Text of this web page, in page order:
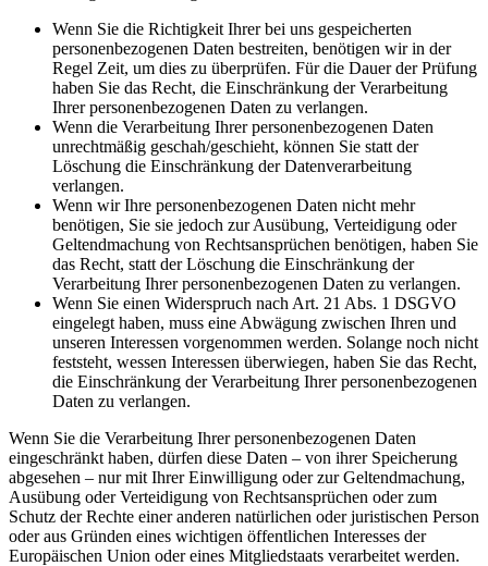
Wenn Sie die Richtigkeit Ihrer bei uns gespeicherten
personenbezogenen Daten bestreiten, benötigen wir in der
Regel Zeit, um dies zu überprüfen. Für die Dauer der Prüfung
haben Sie das Recht, die Einschränkung der Verarbeitung
Ihrer personenbezogenen Daten zu verlangen.
Wenn die Verarbeitung Ihrer personenbezogenen Daten
unrechtmäßig geschah/geschieht, können Sie statt der
Löschung die Einschränkung der Datenverarbeitung
verlangen.
Wenn wir Ihre personenbezogenen Daten nicht mehr
benötigen, Sie sie jedoch zur Ausübung, Verteidigung oder
Geltendmachung von Rechtsansprüchen benötigen, haben Sie
das Recht, statt der Löschung die Einschränkung der
Verarbeitung Ihrer personenbezogenen Daten zu verlangen.
Wenn Sie einen Widerspruch nach Art. 21 Abs. 1 DSGVO
eingelegt haben, muss eine Abwägung zwischen Ihren und
unseren Interessen vorgenommen werden. Solange noch nicht
feststeht, wessen Interessen überwiegen, haben Sie das Recht,
die Einschränkung der Verarbeitung Ihrer personenbezogenen
Daten zu verlangen.
Wenn Sie die Verarbeitung Ihrer personenbezogenen Daten
eingeschränkt haben, dürfen diese Daten – von ihrer Speicherung
abgesehen – nur mit Ihrer Einwilligung oder zur Geltendmachung,
Ausübung oder Verteidigung von Rechtsansprüchen oder zum
Schutz der Rechte einer anderen natürlichen oder juristischen Person
oder aus Gründen eines wichtigen öffentlichen Interesses der
Europäischen Union oder eines Mitgliedstaats verarbeitet werden.